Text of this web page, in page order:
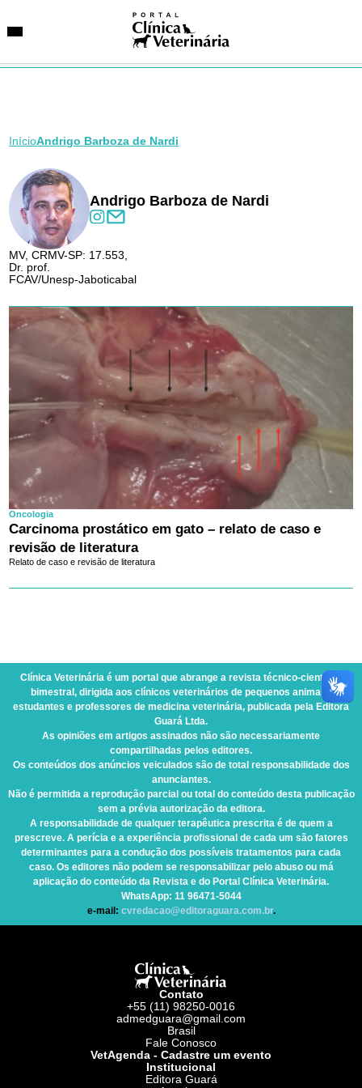
SUGESTÕES DE BUSCA
InícioAndrigo Barboza de Nardi
Andrigo Barboza de Nardi
MV, CRMV-SP: 17.553,
Dr. prof.
FCAV/Unesp-Jaboticabal
Oncologia
Carcinoma prostático em gato – relato de caso e
revisão de literatura
Relato de caso e revisão de literatura
Clínica Veterinária é um portal que abrange a revista técnico-científica
bimestral, dirigida aos clínicos veterinários de pequenos animais,
estudantes e professores de medicina veterinária, publicada pela Editora
Guará Ltda.
As opiniões em artigos assinados não são necessariamente
compartilhadas pelos editores.
Os conteúdos dos anúncios veiculados são de total responsabilidade dos
anunciantes.
Não é permitida a reprodução parcial ou total do conteúdo desta publicação
sem a prévia autorização da editora.
A responsabilidade de qualquer terapêutica prescrita é de quem a
prescreve. A perícia e a experiência profissional de cada um são fatores
determinantes para a condução dos possíveis tratamentos para cada
caso. Os editores não podem se responsabilizar pelo abuso ou má
aplicação do conteúdo da Revista e do Portal Clínica Veterinária.
WhatsApp: 11 96471-5044
e-mail: cvredacao@editoraguara.com.br.
Contato
+55 (11) 98250-0016
admedguara@gmail.com
Brasil
Fale Conosco
VetAgenda - Cadastre um evento
Institucional
Editora Guará